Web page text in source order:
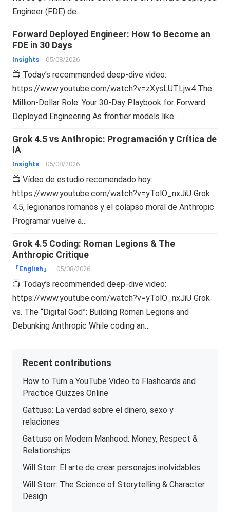
Engineer (FDE) de…
Forward Deployed Engineer: How to Become an
FDE in 30 Days
Insights 05/08/2026
📺 Today’s recommended deep-dive video:
https://www.youtube.com/watch?v=zXysLUTLjw4 The
Million-Dollar Role: Your 30-Day Playbook for Forward
Deployed Engineering As frontier models like…
Grok 4.5 vs Anthropic: Programación y Crítica de
IA
Insights 05/08/2026
📺 Vídeo de estudio recomendado hoy:
https://www.youtube.com/watch?v=yTolO_nxJiU Grok
4.5, legionarios romanos y el colapso moral de Anthropic
Programar vuelve a…
Grok 4.5 Coding: Roman Legions & The
Anthropic Critique
『English』 05/08/2026
📺 Today’s recommended deep-dive video:
https://www.youtube.com/watch?v=yTolO_nxJiU Grok
vs. The “Digital God”: Building Roman Legions and
Debunking Anthropic While coding an…
Recent contributions
How to Turn a YouTube Video to Flashcards and
Practice Quizzes Online
Gattuso: La verdad sobre el dinero, sexo y
relaciones
Gattuso on Modern Manhood: Money, Respect &
Relationships
Will Storr: El arte de crear personajes inolvidables
Will Storr: The Science of Storytelling & Character
Design